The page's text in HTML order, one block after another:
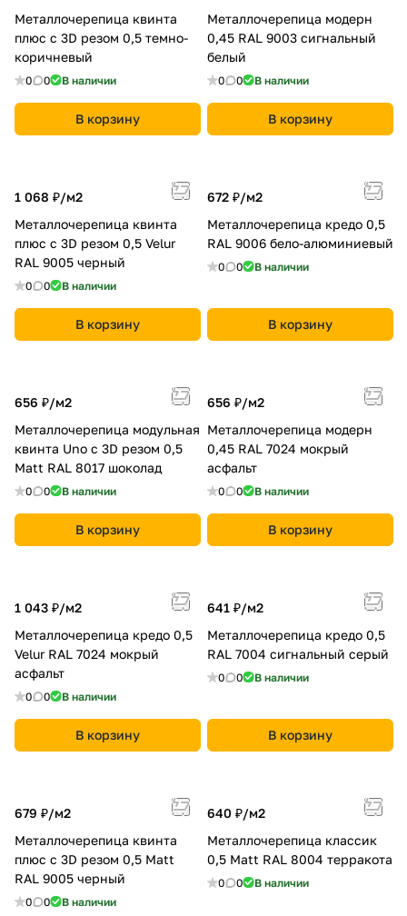
Металлочерепица квинта
плюс c 3D резом 0,5 темно-
коричневый
0 0 В наличии
В корзину
Металлочерепица модерн
0,45 RAL 9003 сигнальный
белый
0 0 В наличии
В корзину
1 068 ₽/м2
Металлочерепица квинта
плюс c 3D резом 0,5 Velur
RAL 9005 черный
0 0 В наличии
В корзину
672 ₽/м2
Металлочерепица кредо 0,5
RAL 9006 бело-алюминиевый
0 0 В наличии
В корзину
656 ₽/м2
Металлочерепица модульная
квинта Uno c 3D резом 0,5
Мatt RAL 8017 шоколад
0 0 В наличии
В корзину
656 ₽/м2
Металлочерепица модерн
0,45 RAL 7024 мокрый
асфальт
0 0 В наличии
В корзину
1 043 ₽/м2
Металлочерепица кредо 0,5
Velur RAL 7024 мокрый
асфальт
0 0 В наличии
В корзину
641 ₽/м2
Металлочерепица кредо 0,5
RAL 7004 сигнальный серый
0 0 В наличии
В корзину
679 ₽/м2
Металлочерепица квинта
плюс c 3D резом 0,5 Мatt
RAL 9005 черный
0 0 В наличии
640 ₽/м2
Металлочерепица классик
0,5 Мatt RAL 8004 терракота
0 0 В наличии